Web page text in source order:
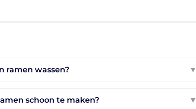
ramen wassen? ▼
schoon te maken? ▼